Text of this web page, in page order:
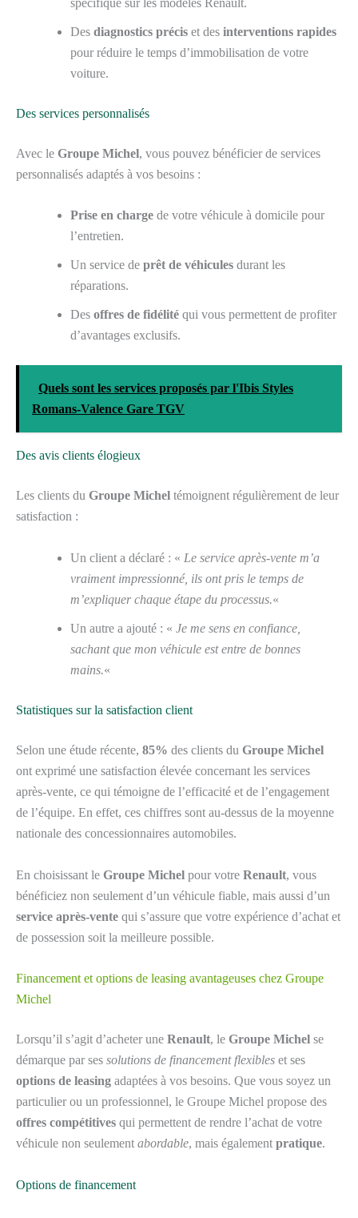
Des diagnostics précis et des interventions rapides
pour réduire le temps d’immobilisation de votre
voiture.
Des services personnalisés
Avec le Groupe Michel, vous pouvez bénéficier de services
personnalisés adaptés à vos besoins :
Prise en charge de votre véhicule à domicile pour
l’entretien.
Un service de prêt de véhicules durant les
réparations.
Des offres de fidélité qui vous permettent de profiter
d’avantages exclusifs.
Quels sont les services proposés par l'Ibis Styles
Romans-Valence Gare TGV
Des avis clients élogieux
Les clients du Groupe Michel témoignent régulièrement de leur
satisfaction :
Un client a déclaré : « Le service après-vente m’a
vraiment impressionné, ils ont pris le temps de
m’expliquer chaque étape du processus.«
Un autre a ajouté : « Je me sens en confiance,
sachant que mon véhicule est entre de bonnes
mains.«
Statistiques sur la satisfaction client
Selon une étude récente, 85% des clients du Groupe Michel
ont exprimé une satisfaction élevée concernant les services
après-vente, ce qui témoigne de l’efficacité et de l’engagement
de l’équipe. En effet, ces chiffres sont au-dessus de la moyenne
nationale des concessionnaires automobiles.
En choisissant le Groupe Michel pour votre Renault, vous
bénéficiez non seulement d’un véhicule fiable, mais aussi d’un
service après-vente qui s’assure que votre expérience d’achat et
de possession soit la meilleure possible.
Financement et options de leasing avantageuses chez Groupe
Michel
Lorsqu’il s’agit d’acheter une Renault, le Groupe Michel se
démarque par ses solutions de financement flexibles et ses
options de leasing adaptées à vos besoins. Que vous soyez un
particulier ou un professionnel, le Groupe Michel propose des
offres compétitives qui permettent de rendre l’achat de votre
véhicule non seulement abordable, mais également pratique.
Options de financement